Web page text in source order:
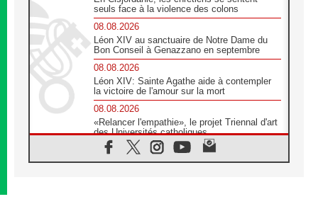
seuls face à la violence des colons
08.08.2026
Léon XIV au sanctuaire de Notre Dame du
Bon Conseil à Genazzano en septembre
08.08.2026
Léon XIV: Sainte Agathe aide à contempler
la victoire de l'amour sur la mort
08.08.2026
«Relancer l'empathie», le projet Triennal d'art
des Universités catholiques
08.08.2026
Signis 2026, donner la parole aux religieuses